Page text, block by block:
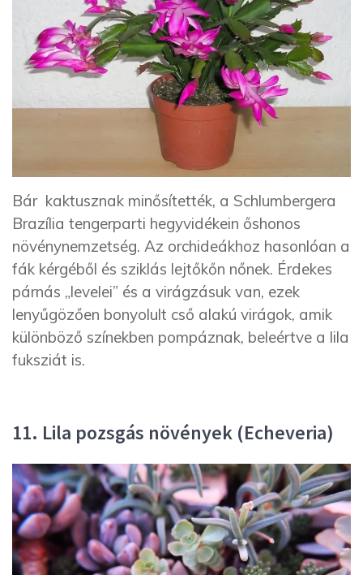
Bár kaktusznak minősítették, a Schlumbergera
Brazília tengerparti hegyvidékein őshonos
növénynemzetség. Az orchideákhoz hasonlóan a
fák kérgéből és sziklás lejtőkőn nőnek. Érdekes
párnás „levelei” és a virágzásuk van, ezek
lenyűgözően bonyolult cső alakú virágok, amik
különböző színekben pompáznak, beleértve a lila
fuksziát is.
11. Lila pozsgás növények (Echeveria)